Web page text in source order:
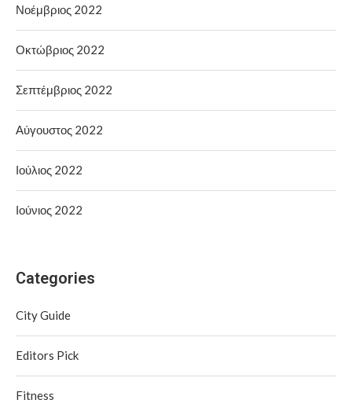
Νοέμβριος 2022
Οκτώβριος 2022
Σεπτέμβριος 2022
Αύγουστος 2022
Ιούλιος 2022
Ιούνιος 2022
Categories
City Guide
Editors Pick
Fitness